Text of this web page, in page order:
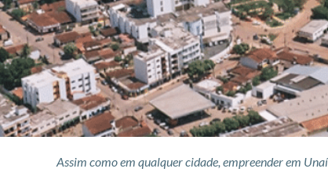
Assim como em qualquer cidade, empreender em